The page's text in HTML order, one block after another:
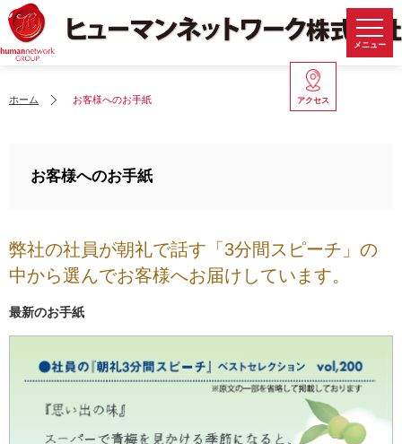
メニュー
アクセス
ホーム お客様へのお手紙
お客様へのお手紙
弊社の社員が朝礼で話す「3分間スピーチ」の
中から選んでお客様へお届けしています。
最新のお手紙